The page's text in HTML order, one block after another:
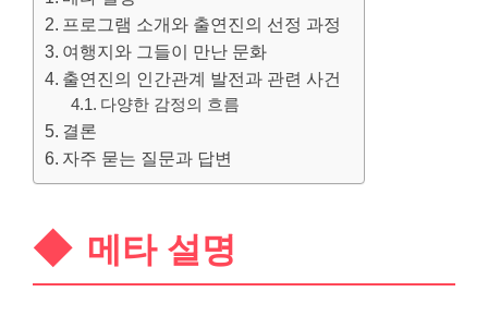
프로그램 소개와 출연진의 선정 과정
여행지와 그들이 만난 문화
출연진의 인간관계 발전과 관련 사건
다양한 감정의 흐름
결론
자주 묻는 질문과 답변
메타 설명